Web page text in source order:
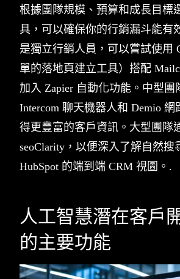
根據團隊規模、預算和成長目標
具，可以確保你的行銷漏斗能有
是獨立行銷人員，可以嘗試使用
單的落地頁建立工具）搭配
加入 Zapier 自動化功能。中型團
Intercom 聊天機器人和 Demio
得更豐富的客戶資訊。大型團隊
seoClarity，以便深入了解自然搜
HubSpot 的端到端 CRM 視圖。.
人工智慧潛在客戶
的主要功能